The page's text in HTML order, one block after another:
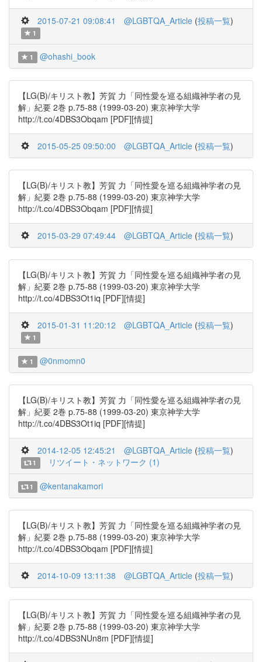
2015-07-21 09:08:41 @LGBTQA_Article (投稿一覧)
1
1 @ohashi_book
【LG(B)/キリスト教】芳賀 力「同性愛を巡る組織神学者の見
解」紀要 2巻 p.75-88 (1999-03-20) 東京神学大学
http://t.co/4DBS3Obqam [PDF][情提]
2015-05-25 09:50:00 @LGBTQA_Article (投稿一覧)
【LG(B)/キリスト教】芳賀 力「同性愛を巡る組織神学者の見
解」紀要 2巻 p.75-88 (1999-03-20) 東京神学大学
http://t.co/4DBS3Obqam [PDF][情提]
2015-03-29 07:49:44 @LGBTQA_Article (投稿一覧)
【LG(B)/キリスト教】芳賀 力「同性愛を巡る組織神学者の見
解」紀要 2巻 p.75-88 (1999-03-20) 東京神学大学
http://t.co/4DBS3Ot1iq [PDF][情提]
2015-01-31 11:20:12 @LGBTQA_Article (投稿一覧)
1
1 @0nmomn0
【LG(B)/キリスト教】芳賀 力「同性愛を巡る組織神学者の見
解」紀要 2巻 p.75-88 (1999-03-20) 東京神学大学
http://t.co/4DBS3Ot1iq [PDF][情提]
2014-12-05 12:45:21 @LGBTQA_Article (投稿一覧)
1 リツイート・ネットワーク (1)
1 @kentanakamori
【LG(B)/キリスト教】芳賀 力「同性愛を巡る組織神学者の見
解」紀要 2巻 p.75-88 (1999-03-20) 東京神学大学
http://t.co/4DBS3Obqam [PDF][情提]
2014-10-09 13:11:38 @LGBTQA_Article (投稿一覧)
【LG(B)/キリスト教】芳賀 力「同性愛を巡る組織神学者の見
解」紀要 2巻 p.75-88 (1999-03-20) 東京神学大学
http://t.co/4DBS3NUn8m [PDF][情提]